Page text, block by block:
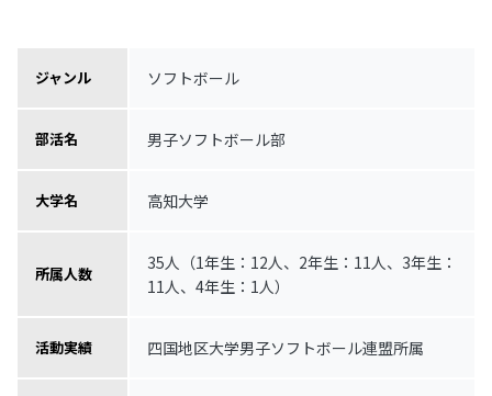
ジャンル ソフトボール
部活名 男子ソフトボール部
大学名 高知大学
所属人数
35人（1年生：12人、2年生：11人、3年生：
11人、4年生：1人）
活動実績 四国地区大学男子ソフトボール連盟所属